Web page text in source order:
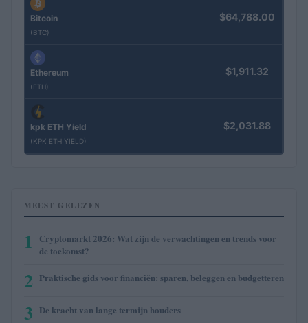
Bitcoin
(BTC)
$64,788.00
Ethereum
(ETH)
$1,911.32
kpk ETH Yield
(KPK ETH YIELD)
$2,031.88
MEEST GELEZEN
1
Cryptomarkt 2026: Wat zijn de verwachtingen en trends voor
de toekomst?
2 Praktische gids voor financiën: sparen, beleggen en budgetteren
3 De kracht van lange termijn houders